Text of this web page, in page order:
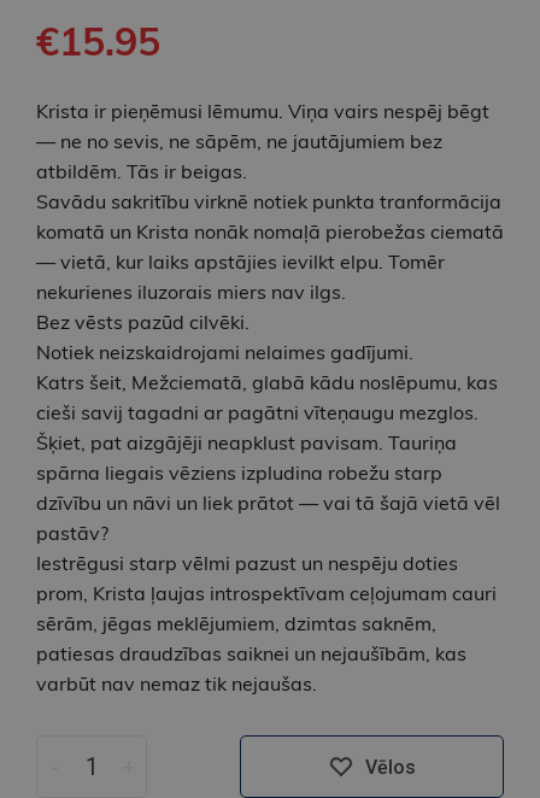
€15.95
Krista ir pieņēmusi lēmumu. Viņa vairs nespēj bēgt
— ne no sevis, ne sāpēm, ne jautājumiem bez
atbildēm. Tās ir beigas.
Savādu sakritību virknē notiek punkta tranformācija
komatā un Krista nonāk nomaļā pierobežas ciematā
— vietā, kur laiks apstājies ievilkt elpu. Tomēr
nekurienes iluzorais miers nav ilgs.
Bez vēsts pazūd cilvēki.
Notiek neizskaidrojami nelaimes gadījumi.
Katrs šeit, Mežciematā, glabā kādu noslēpumu, kas
cieši savij tagadni ar pagātni vīteņaugu mezglos.
Šķiet, pat aizgājēji neapklust pavisam. Tauriņa
spārna liegais vēziens izpludina robežu starp
dzīvību un nāvi un liek prātot — vai tā šajā vietā vēl
pastāv?
Iestrēgusi starp vēlmi pazust un nespēju doties
prom, Krista ļaujas introspektīvam ceļojumam cauri
sērām, jēgas meklējumiem, dzimtas saknēm,
patiesas draudzības saiknei un nejaušībām, kas
varbūt nav nemaz tik nejaušas.
Vēlos